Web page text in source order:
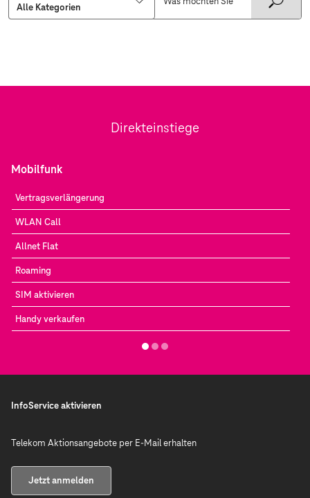
Direkteinstiege
Mobilfunk
Vertragsverlängerung
WLAN Call
Allnet Flat
Roaming
SIM aktivieren
Handy verkaufen
InfoService aktivieren
Telekom Aktionsangebote per E-Mail erhalten
Jetzt anmelden